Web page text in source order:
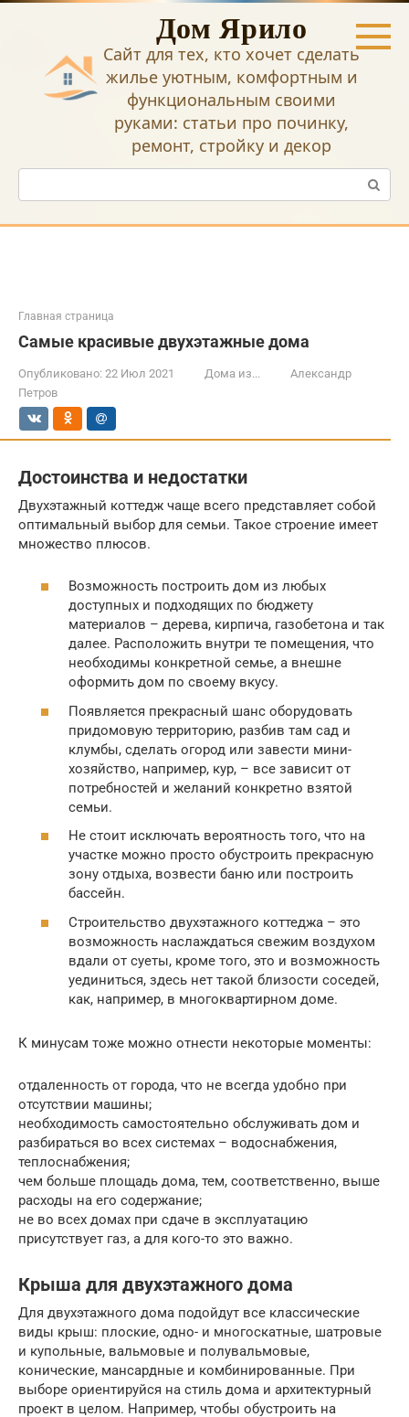
Перейти
Дом Ярило
Сайт для тех, кто хочет сделать
жилье уютным, комфортным и
функциональным своими
руками: статьи про починку,
ремонт, стройку и декор
Поиск:
Главная страница
Самые красивые двухэтажные дома
Опубликовано: 22 Июл 2021 Дома из...
Александр
Петров
Достоинства и недостатки
Двухэтажный коттедж чаще всего представляет собой
оптимальный выбор для семьи. Такое строение имеет
множество плюсов.
Возможность построить дом из любых
доступных и подходящих по бюджету
материалов – дерева, кирпича, газобетона и так
далее. Расположить внутри те помещения, что
необходимы конкретной семье, а внешне
оформить дом по своему вкусу.
Появляется прекрасный шанс оборудовать
придомовую территорию, разбив там сад и
клумбы, сделать огород или завести мини-
хозяйство, например, кур, – все зависит от
потребностей и желаний конкретно взятой
семьи.
Не стоит исключать вероятность того, что на
участке можно просто обустроить прекрасную
зону отдыха, возвести баню или построить
бассейн.
Строительство двухэтажного коттеджа – это
возможность наслаждаться свежим воздухом
вдали от суеты, кроме того, это и возможность
уединиться, здесь нет такой близости соседей,
как, например, в многоквартирном доме.
К минусам тоже можно отнести некоторые моменты:
отдаленность от города, что не всегда удобно при
отсутствии машины;
необходимость самостоятельно обслуживать дом и
разбираться во всех системах – водоснабжения,
теплоснабжения;
чем больше площадь дома, тем, соответственно, выше
расходы на его содержание;
не во всех домах при сдаче в эксплуатацию
присутствует газ, а для кого-то это важно.
Крыша для двухэтажного дома
Для двухэтажного дома подойдут все классические
виды крыш: плоские, одно- и многоскатные, шатровые
и купольные, вальмовые и полувальмовые,
конические, мансардные и комбинированные. При
выборе ориентируйся на стиль дома и архитектурный
проект в целом. Например, чтобы обустроить на